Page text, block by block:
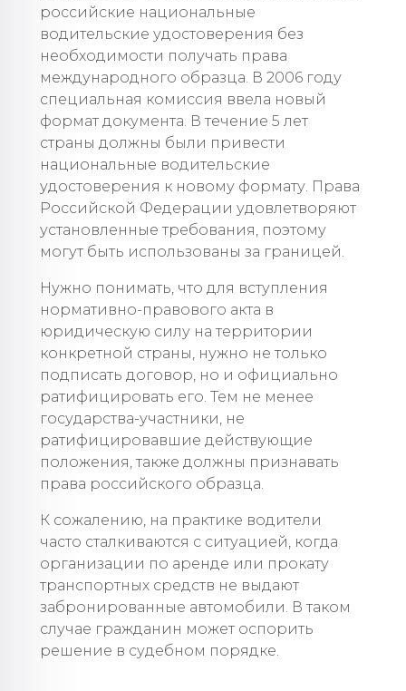
российские национальные
водительские удостоверения без
необходимости получать права
международного образца. В 2006 году
специальная комиссия ввела новый
формат документа. В течение 5 лет
страны должны были привести
национальные водительские
удостоверения к новому формату. Права
Российской Федерации удовлетворяют
установленные требования, поэтому
могут быть использованы за границей.
Нужно понимать, что для вступления
нормативно-правового акта в
юридическую силу на территории
конкретной страны, нужно не только
подписать договор, но и официально
ратифицировать его. Тем не менее
государства-участники, не
ратифицировавшие действующие
положения, также должны признавать
права российского образца.
К сожалению, на практике водители
часто сталкиваются с ситуацией, когда
организации по аренде или прокату
транспортных средств не выдают
забронированные автомобили. В таком
случае гражданин может оспорить
решение в судебном порядке.